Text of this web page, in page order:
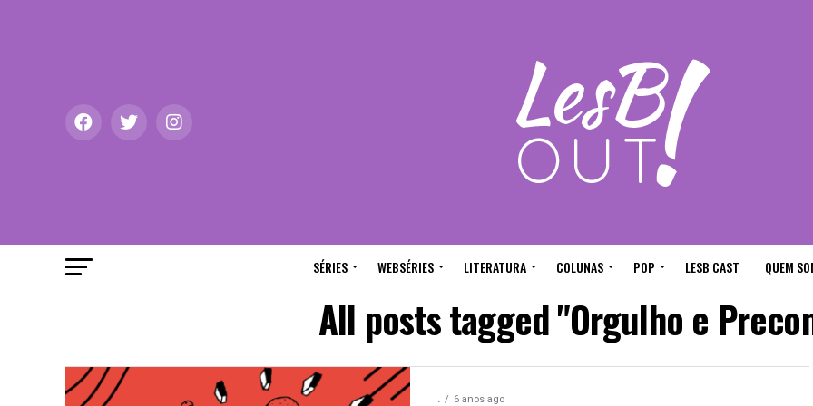
SÉRIES WEBSÉRIES LITERATURA COLUNAS POP LESB CAST QUEM
All posts tagged "Orgulho e
. 6 anos ago